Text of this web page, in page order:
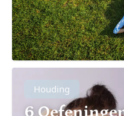
Houding
6